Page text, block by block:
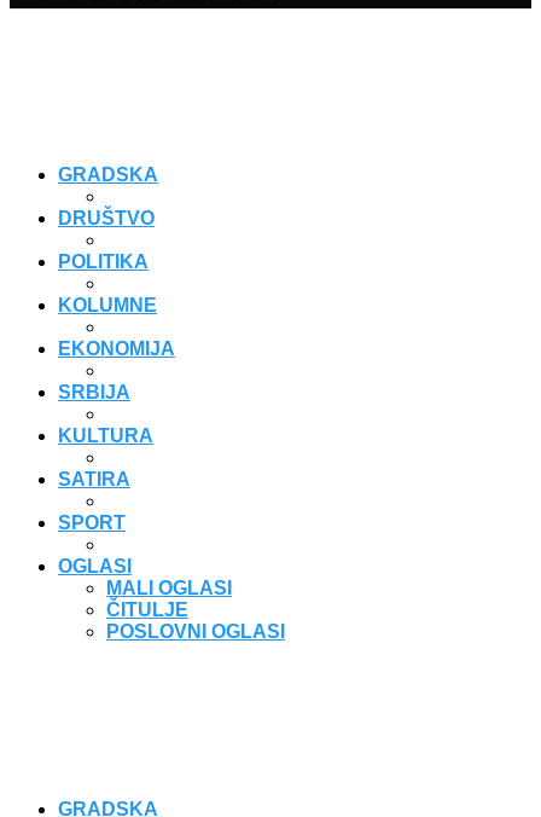
GRADSKA
DRUŠTVO
POLITIKA
KOLUMNE
EKONOMIJA
SRBIJA
KULTURA
SATIRA
SPORT
OGLASI
MALI OGLASI
ČITULJE
POSLOVNI OGLASI
GRADSKA